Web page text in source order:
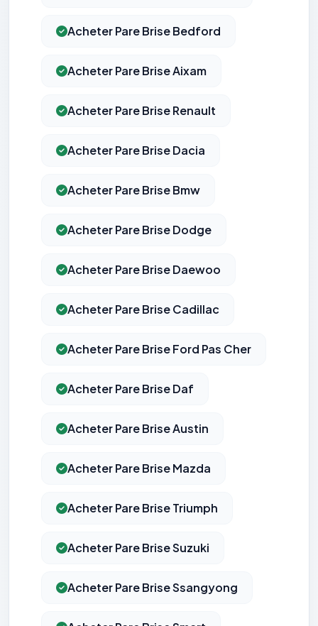
Acheter Pare Brise Bedford
Acheter Pare Brise Aixam
Acheter Pare Brise Renault
Acheter Pare Brise Dacia
Acheter Pare Brise Bmw
Acheter Pare Brise Dodge
Acheter Pare Brise Daewoo
Acheter Pare Brise Cadillac
Acheter Pare Brise Ford Pas Cher
Acheter Pare Brise Daf
Acheter Pare Brise Austin
Acheter Pare Brise Mazda
Acheter Pare Brise Triumph
Acheter Pare Brise Suzuki
Acheter Pare Brise Ssangyong